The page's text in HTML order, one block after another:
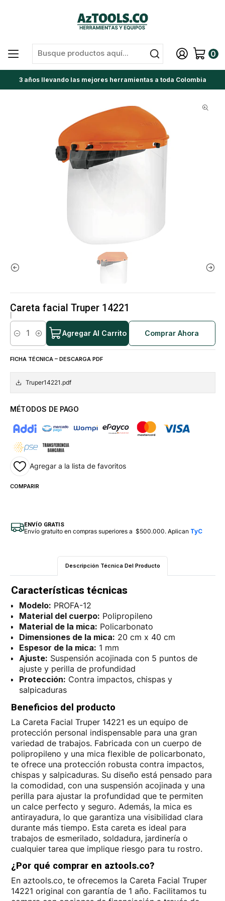
0
3 años llevando las mejores herramientas a toda Colombia
Careta facial Truper 14221
Cantidad
Agregar Al Carrito Comprar Ahora
FICHA TÉCNICA – DESCARGA PDF
Truper14221.pdf
MÉTODOS DE PAGO
Agregar a la lista de favoritos
COMPARIR
ENVÍO GRATIS
Envío gratuito en compras superiores a $500.000. Aplican TyC
Descripción Técnica Del Producto
Características técnicas
Modelo: PROFA-12
Material del cuerpo: Polipropileno
Material de la mica: Policarbonato
Dimensiones de la mica: 20 cm x 40 cm
Espesor de la mica: 1 mm
Ajuste: Suspensión acojinada con 5 puntos de
ajuste y perilla de profundidad
Protección: Contra impactos, chispas y
salpicaduras
Beneficios del producto
La Careta Facial Truper 14221 es un equipo de
protección personal indispensable para una gran
variedad de trabajos. Fabricada con un cuerpo de
polipropileno y una mica flexible de policarbonato,
te ofrece una protección robusta contra impactos,
chispas y salpicaduras. Su diseño está pensado para
la comodidad, con una suspensión acojinada y una
perilla para ajustar la profundidad que te permiten
un calce perfecto y seguro. Además, la mica es
antirayadura, lo que garantiza una visibilidad clara
durante más tiempo. Esta careta es ideal para
trabajos de esmerilado, soldadura, jardinería o
cualquier tarea que implique riesgo para tu rostro.
¿Por qué comprar en aztools.co?
En aztools.co, te ofrecemos la Careta Facial Truper
14221 original con garantía de 1 año. Facilitamos tu